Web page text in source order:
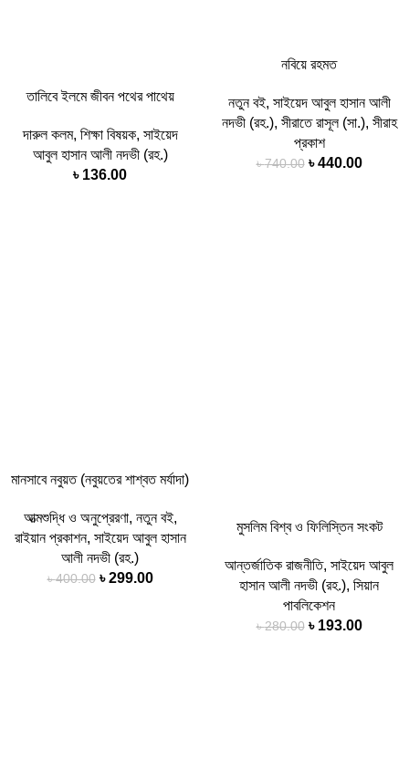
তালিবে ইলমে জীবন পথের পাথেয়
দারুল কলম, শিক্ষা বিষয়ক, সাইয়েদ
আবুল হাসান আলী নদভী (রহ.)
৳ 136.00
নবিয়ে রহমত
নতুন বই, সাইয়েদ আবুল হাসান আলী
নদভী (রহ.), সীরাতে রাসূল (সা.), সীরাহ
প্রকাশ
৳740.00 Original
৳440.00Current
মানসাবে নবুয়ত (নবুয়তের শাশ্বত মর্যাদা)
আত্মশুদ্ধি ও অনুপ্রেরণা, নতুন বই,
রাইয়ান প্রকাশন, সাইয়েদ আবুল হাসান
আলী নদভী (রহ.)
৳400.00 Original
৳299.00Current
মুসলিম বিশ্ব ও ফিলিস্তিন সংকট
আন্তর্জাতিক রাজনীতি, সাইয়েদ আবুল
হাসান আলী নদভী (রহ.), সিয়ান
পাবলিকেশন
৳280.00 Original
৳ 193.00Current